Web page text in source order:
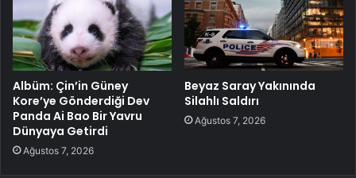
Albüm: Çin’in Güney
Kore’ye Gönderdiği Dev
Panda Ai Bao Bir Yavru
Dünyaya Getirdi
Ağustos 7, 2026
Beyaz Saray Yakınında
Silahlı Saldırı
Ağustos 7, 2026